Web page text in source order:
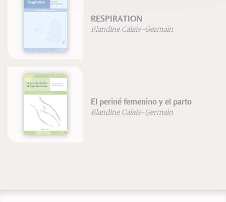
RESPIRATION
Blandine Calais-Germain
El periné femenino y el parto
Blandine Calais-Germain